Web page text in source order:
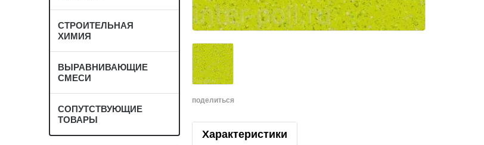
поделиться
Характеристики
СТРОИТЕЛЬНАЯ
ХИМИЯ
ВЫРАВНИВАЮЩИЕ
СМЕСИ
СОПУТСТВУЮЩИЕ
ТОВАРЫ